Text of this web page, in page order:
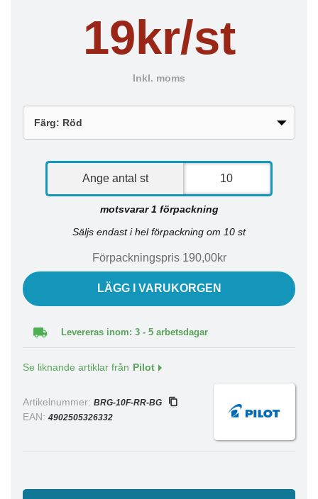
19kr/st
Inkl. moms
Ange antal st
motsvarar 1 förpackning
Säljs endast i hel förpackning om 10 st
Förpackningspris 190,00kr
LÄGG I VARUKORGEN
Levereras inom: 3 - 5 arbetsdagar
Se liknande artiklar från Pilot
Artikelnummer: BRG-10F-RR-BG
EAN: 4902505326332